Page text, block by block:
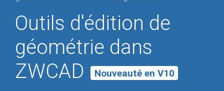
Outils d'édition de
géométrie dans
ZWCAD
Nouveauté en V10